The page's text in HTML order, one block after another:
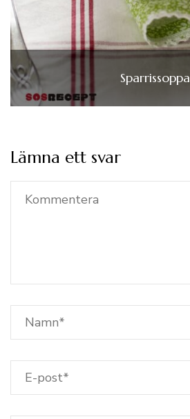
Sparrissoppa
Lämna ett svar